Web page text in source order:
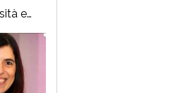
e
Bernini,
On.
il